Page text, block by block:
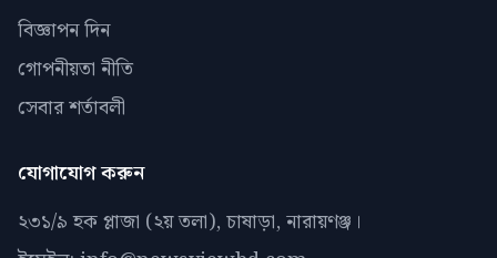
বিজ্ঞাপন দিন
গোপনীয়তা নীতি
সেবার শর্তাবলী
যোগাযোগ করুন
২৩১/৯ হক প্লাজা (২য় তলা), চাষাড়া, নারায়ণঞ্জ।